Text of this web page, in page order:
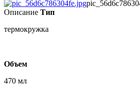
Описание Тип
термокружка
Объем
470 мл